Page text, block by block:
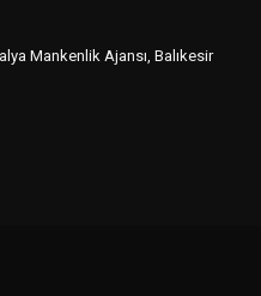
Mankenlik Ajansı, Balıkesir